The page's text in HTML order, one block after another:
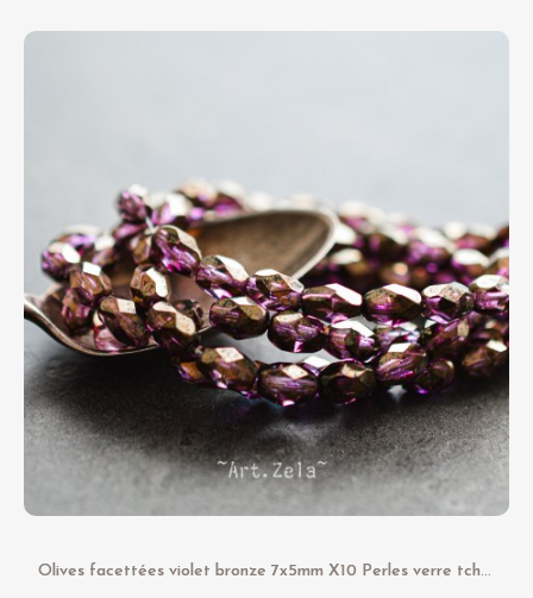
O
lives facettées violet bronze 7x5mm X10 Perles verre tchèque premium